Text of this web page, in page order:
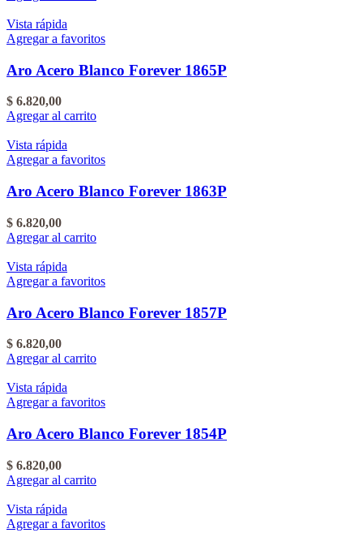
Vista rápida
Agregar a favoritos
Aro Acero Blanco Forever 1865P
$ 6.820,00
Agregar al carrito
Vista rápida
Agregar a favoritos
Aro Acero Blanco Forever 1863P
$ 6.820,00
Agregar al carrito
Vista rápida
Agregar a favoritos
Aro Acero Blanco Forever 1857P
$ 6.820,00
Agregar al carrito
Vista rápida
Agregar a favoritos
Aro Acero Blanco Forever 1854P
$ 6.820,00
Agregar al carrito
Vista rápida
Agregar a favoritos